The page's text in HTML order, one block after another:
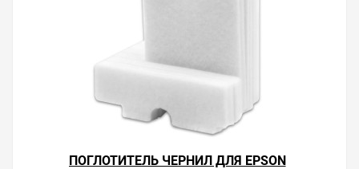
ПОГЛОТИТЕЛЬ ЧЕРНИЛ ДЛЯ EPSON